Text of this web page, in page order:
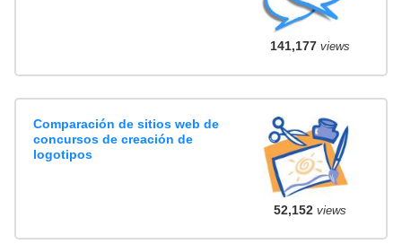
141,177views
Comparación de sitios web de
concursos de creación de
logotipos
52,152views